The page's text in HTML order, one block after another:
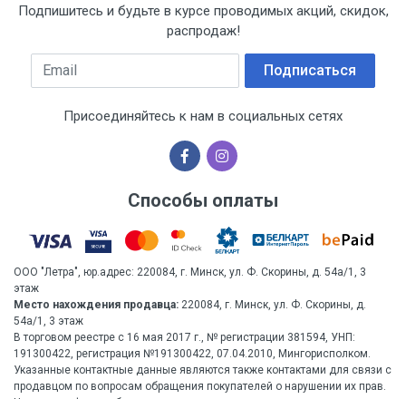
Подпишитесь и будьте в курсе проводимых акций, скидок,
распродаж!
Email Подписаться
Присоединяйтесь к нам в социальных сетях
Способы оплаты
ООО "Летра", юр.адрес: 220084, г. Минск, ул. Ф. Скорины, д. 54а/1, 3
этаж
Место нахождения продавца: 220084, г. Минск, ул. Ф. Скорины, д.
54а/1, 3 этаж
В торговом реестре с 16 мая 2017 г., № регистрации 381594, УНП:
191300422, регистрация №191300422, 07.04.2010, Мингорисполком.
Указанные контактные данные являются также контактами для связи с
продавцом по вопросам обращения покупателей о нарушении их прав.